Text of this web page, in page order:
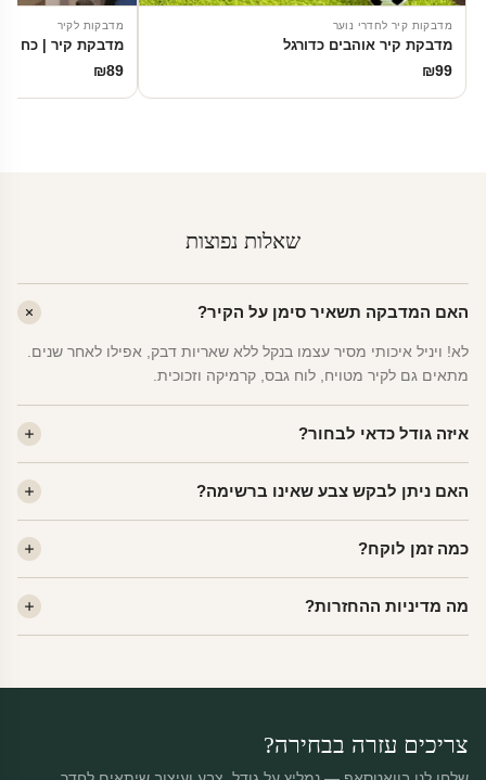
מדבקות קיר לחדרי נוער
מדבקת קיר אוהבים כדורגל
₪99
מדבקות לקיר
מדבקת קיר | כח
₪89
שאלות נפוצות
האם המדבקה תשאיר סימן על הקיר?
לא! ויניל איכותי מסיר עצמו בנקל ללא שאריות דבק, אפילו לאחר שנים.
מתאים גם לקיר מטויח, לוח גבס, קרמיקה וזכוכית.
איזה גודל כדאי לבחור?
שינה של מבוגרים — L. לפינה קטנה — S.
האם ניתן לבקש צבע שאינו ברשימה?
הצבעים זמינים ללא תוספת מחיר.
כמה זמן לוקח?
14:00 — יצאו באותו יום.
מה מדיניות ההחזרות?
צריכים עזרה בבחירה?